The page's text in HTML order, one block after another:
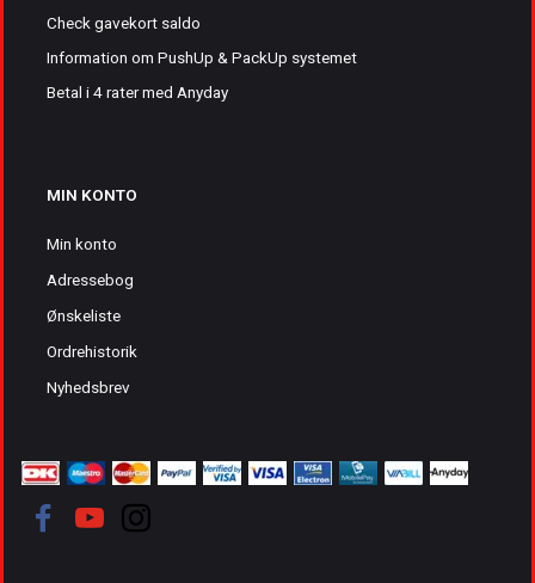
Check gavekort saldo
Information om PushUp & PackUp systemet
Betal i 4 rater med Anyday
MIN KONTO
Min konto
Adressebog
Ønskeliste
Ordrehistorik
Nyhedsbrev